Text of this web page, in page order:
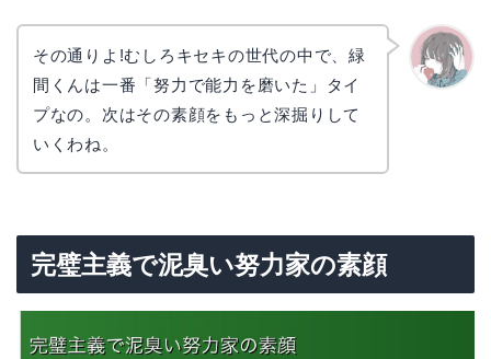
その通りよ!むしろキセキの世代の中で、緑
間くんは一番「努力で能力を磨いた」タイ
プなの。次はその素顔をもっと深掘りして
いくわね。
完璧主義で泥臭い努力家の素顔